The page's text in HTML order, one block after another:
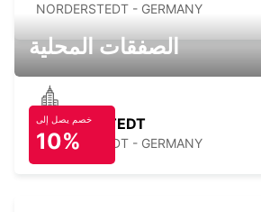
NORDERSTEDT - GERMANY
NORDERSTEDT
NORDERSTEDT - GERMANY
الصفقات المحلية
خصم يصل إلى
10%